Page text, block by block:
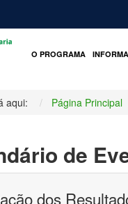
O PROGRAMA
aqui: Página Principal
de
dos